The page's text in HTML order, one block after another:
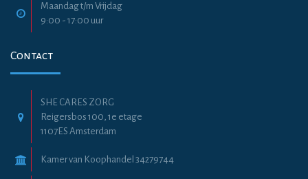
Maandag t/m Vrijdag
9:00 - 17:00 uur
Contact
SHE CARES ZORG
Reigersbos 100, 1e etage
1107ES Amsterdam
Kamer van Koophandel 34279744